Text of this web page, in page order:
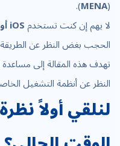
(
MENA
).
لا يهم إن كنت تستخدمiOS أو Android، ماك أو ويندوز
الحجب بغض النظر عن الطريقة
تهدف هذه المقالة إلى
النظر عن أنظمة التشغيل
لنلقي أولاً